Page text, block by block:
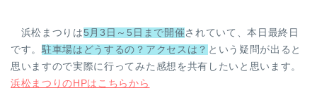
浜松まつりは 5月3日～5日まで開催 されていて、本日最終日
です。駐車場はどうするの？アクセスは？ という疑問が出ると
思いますので実際に行ってみた感想を共有したいと思います。
浜松まつりのHPはこちらから